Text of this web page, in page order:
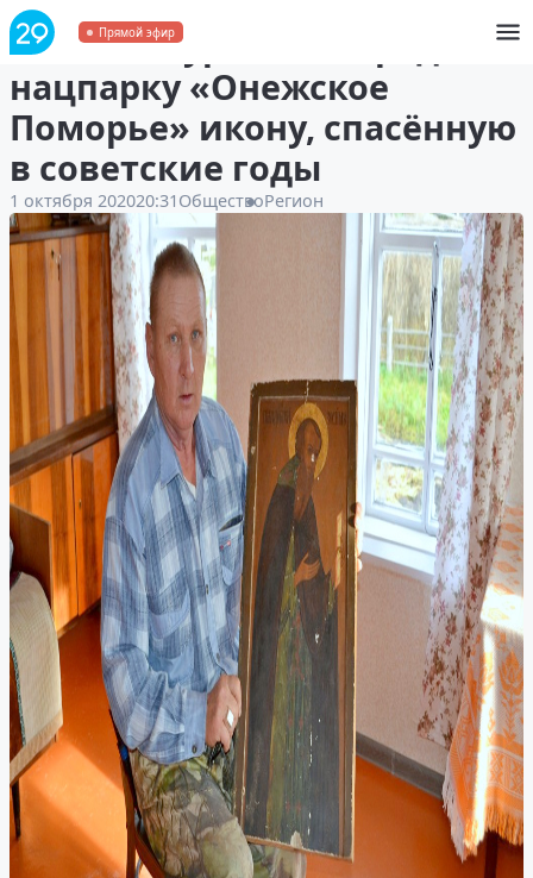
Прямой эфир
Житель Пурнемы передал
нацпарку «Онежское
Поморье» икону, спасённую
в советские годы
1 октября 202020:31 ОбществоРегион